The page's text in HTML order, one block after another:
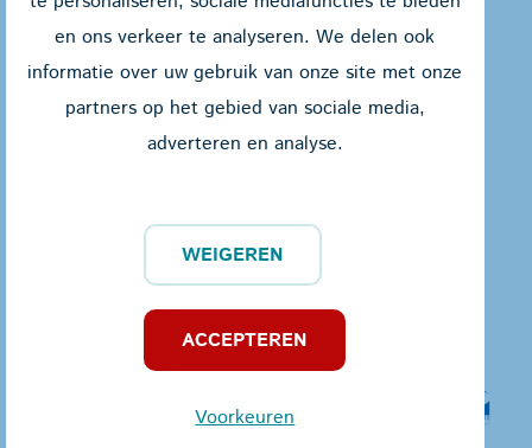
Jules Peurquaetstraat 27
8400 Oostende
059 55 60 87
Privacy policy
Partners
en ons verkeer te analyseren. We delen ook
informatie over uw gebruik van onze site met onze
partners op het gebied van sociale media,
adverteren en analyse.
WEIGEREN
ACCEPTEREN
Voorkeuren